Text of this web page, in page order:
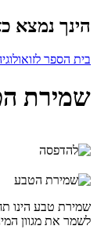
הינך נמצא
בית הספר
שמירת
שמירת טבע הינו
לשמר את מגוון